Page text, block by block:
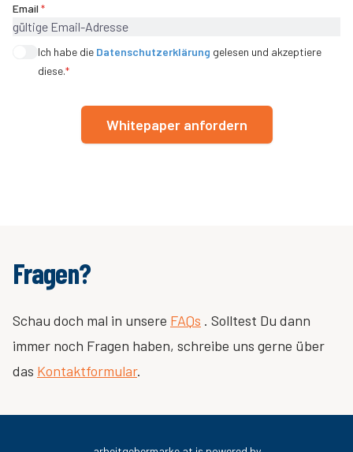
Email *
Ich habe die Datenschutzerklärung gelesen und akzeptiere
diese.*
Whitepaper anfordern
Fragen?
Schau doch mal in unsere FAQs . Solltest Du dann
immer noch Fragen haben, schreibe uns gerne über
das Kontaktformular.